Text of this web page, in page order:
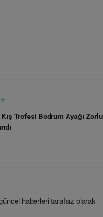
Trofesi Bodrum Ayağı Zorlu
haberleri tarafsız olarak